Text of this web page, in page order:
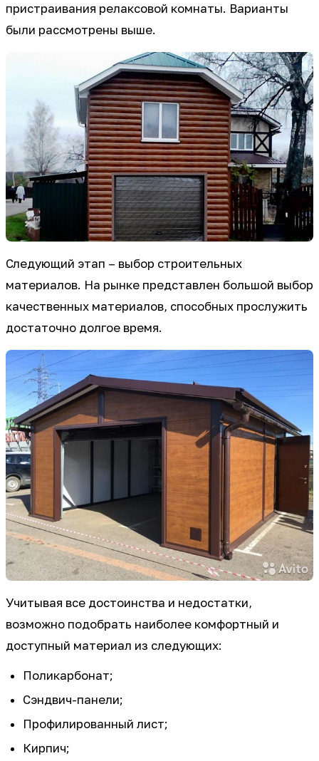
пристраивания релаксовой комнаты. Варианты
были рассмотрены выше.
Следующий этап – выбор строительных
материалов. На рынке представлен большой выбор
качественных материалов, способных прослужить
достаточно долгое время.
Учитывая все достоинства и недостатки,
возможно подобрать наиболее комфортный и
доступный материал из следующих:
Поликарбонат;
Сэндвич-панели;
Профилированный лист;
Кирпич;